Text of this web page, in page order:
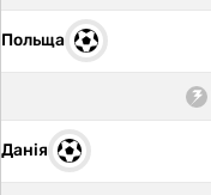
Польща
Данія